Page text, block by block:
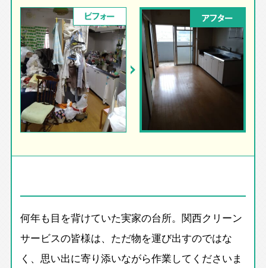
ビフォー アフター
何年も目を背けていた実家の台所。関西クリーン
サービスの皆様は、ただ物を運び出すのではな
く、思い出に寄り添いながら作業してくださいま